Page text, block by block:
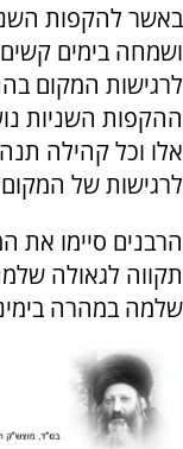
באשר להקפות
ושמחה בימים
לרגישות המקום
ההקפות השניות
אלו וכל קהילה
לרגישות של
הרבנים סיימו את
תקווה לגאולה
שלמה במהרה